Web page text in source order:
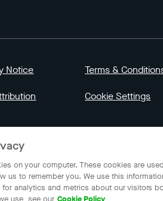
Notice Terms &
Cookie Settings
on your computer. These cookies are
us to remember you. We use this
analytics and metrics about our visitors
use, see our Cookie Policy